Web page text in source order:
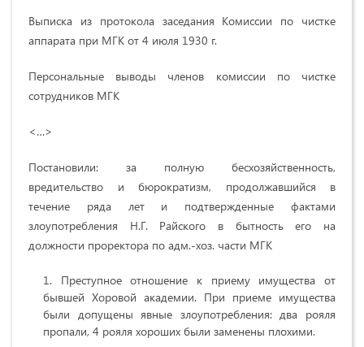
Выписка из протокола заседания Комиссии по чистке
аппарата при МГК от 4 июля 1930 г.
Персональные выводы членов комиссии по чистке
сотрудников МГК
<…>
Постановили: за полную бесхозяйственность,
вредительство и бюрократизм, продолжавшийся в
течение ряда лет и подтвержденные фактами
злоупотребления Н.Г. Райского в бытность его на
должности проректора по адм.-хоз. части МГК
Преступное отношение к приему имущества от
бывшей Хоровой академии. При приеме имущества
были допущены явные злоупотребления: два рояля
пропали, 4 рояля хороших были заменены плохими.